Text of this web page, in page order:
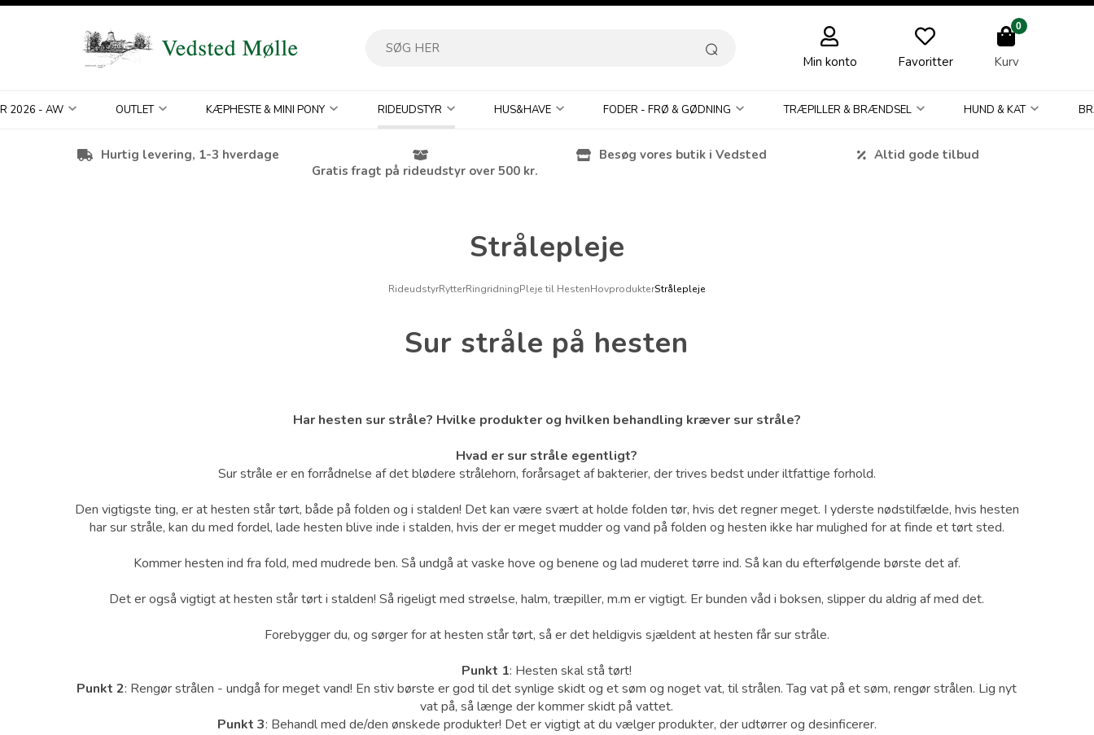
Min konto Favoritter
0
Kurv
2026 - AW OUTLET KÆPHESTE & MINI PONY RIDEUDSTYR HUS&HAVE FODER - FRØ & GØDNING TRÆPILLER & BRÆNDSEL HUND & KAT
Hurtig levering, 1-3 hverdage
Gratis fragt på rideudstyr over 500 kr.
Besøg vores butik i Vedsted Altid gode tilbud
Strålepleje
RideudstyrRytterRingridningPleje til HestenHovprodukterStrålepleje
Sur stråle på hesten
Har hesten sur stråle? Hvilke produkter og hvilken behandling kræver sur stråle?
Hvad er sur stråle egentligt?
Sur stråle er en forrådnelse af det blødere strålehorn, forårsaget af bakterier, der trives bedst under iltfattige forhold.
Den vigtigste ting, er at hesten står tørt, både på folden og i stalden! Det kan være svært at holde folden tør, hvis det regner meget. I yderste nødstilfælde, hvis hesten
har sur stråle, kan du med fordel, lade hesten blive inde i stalden, hvis der er meget mudder og vand på folden og hesten ikke har mulighed for at finde et tørt sted.
Kommer hesten ind fra fold, med mudrede ben. Så undgå at vaske hove og benene og lad muderet tørre ind. Så kan du efterfølgende børste det af.
Det er også vigtigt at hesten står tørt i stalden! Så rigeligt med strøelse, halm, træpiller, m.m er vigtigt. Er bunden våd i boksen, slipper du aldrig af med det.
Forebygger du, og sørger for at hesten står tørt, så er det heldigvis sjældent at hesten får sur stråle.
Punkt 1: Hesten skal stå tørt!
Punkt 2: Rengør strålen - undgå for meget vand! En stiv børste er god til det synlige skidt og et søm og noget vat, til strålen. Tag vat på et søm, rengør strålen. Lig nyt
vat på, så længe der kommer skidt på vattet.
Punkt 3: Behandl med de/den ønskede produkter! Det er vigtigt at du vælger produkter, der udtørrer og desinficerer.